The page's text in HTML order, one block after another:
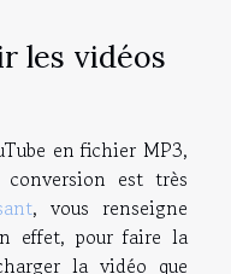
les vidéos
en fichier MP3,
est très
, vous renseigne
effet, pour faire la
la vidéo que